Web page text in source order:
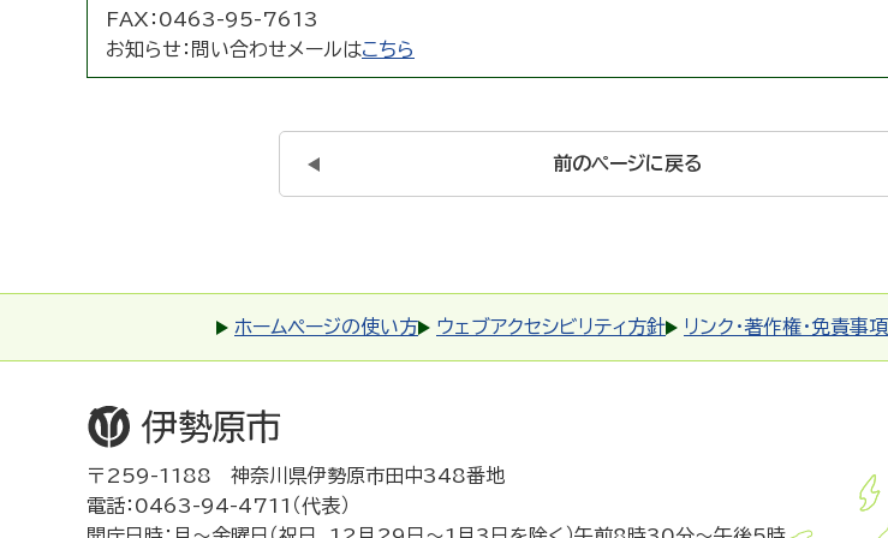
FAX： 0463-95-7613
お知らせ： 問い合わせメールはこちら
前のページに戻る
ホームページの使い方 ウェブアクセシビリティ方針 リンク・著作権・免責事項
〒259-1188 神奈川県伊勢原市田中348番地
電話：0463-94-4711（代表）